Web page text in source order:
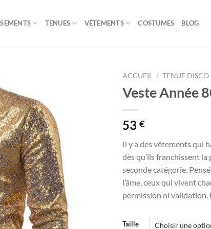
TENUES VÊTEMENTS COSTUMES BLOG
ACCUEIL / TENUE
Veste Année
53 €
Il y a des vêtements qui
dès qu’ils franchissent
seconde catégorie.
l’âme, ceux qui vivent
permission ni validation.
Taille